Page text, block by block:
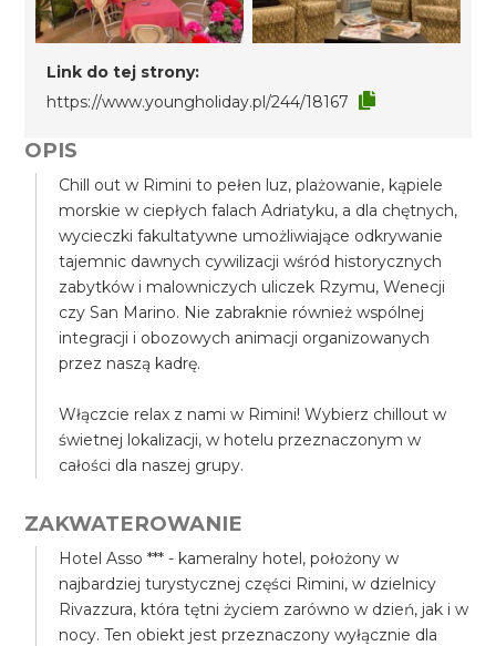
Link do tej strony:
https://www.youngholiday.pl/244/18167
OPIS
Chill out w Rimini to pełen luz, plażowanie, kąpiele
morskie w ciepłych falach Adriatyku, a dla chętnych,
wycieczki fakultatywne umożliwiające odkrywanie
tajemnic dawnych cywilizacji wśród historycznych
zabytków i malowniczych uliczek Rzymu, Wenecji
czy San Marino. Nie zabraknie również wspólnej
integracji i obozowych animacji organizowanych
przez naszą kadrę.
Włączcie relax z nami w Rimini! Wybierz chillout w
świetnej lokalizacji, w hotelu przeznaczonym w
całości dla naszej grupy.
ZAKWATEROWANIE
Hotel Asso *** - kameralny hotel, położony w
najbardziej turystycznej części Rimini, w dzielnicy
Rivazzura, która tętni życiem zarówno w dzień, jak i w
nocy. Ten obiekt jest przeznaczony wyłącznie dla